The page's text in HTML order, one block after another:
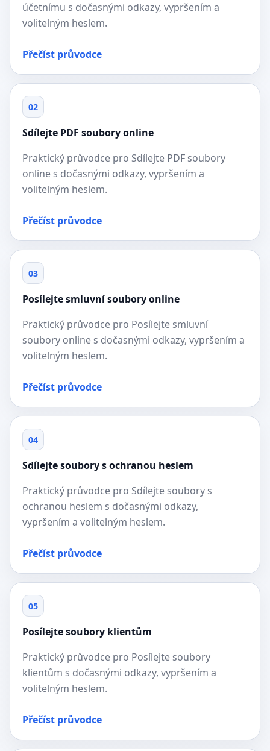
účetnímu s dočasnými odkazy, vypršením a
volitelným heslem.
Přečíst průvodce
02
Sdílejte PDF soubory online
Praktický průvodce pro Sdílejte PDF soubory
online s dočasnými odkazy, vypršením a
volitelným heslem.
Přečíst průvodce
03
Posílejte smluvní soubory online
Praktický průvodce pro Posílejte smluvní
soubory online s dočasnými odkazy, vypršením a
volitelným heslem.
Přečíst průvodce
04
Sdílejte soubory s ochranou heslem
Praktický průvodce pro Sdílejte soubory s
ochranou heslem s dočasnými odkazy,
vypršením a volitelným heslem.
Přečíst průvodce
05
Posílejte soubory klientům
Praktický průvodce pro Posílejte soubory
klientům s dočasnými odkazy, vypršením a
volitelným heslem.
Přečíst průvodce